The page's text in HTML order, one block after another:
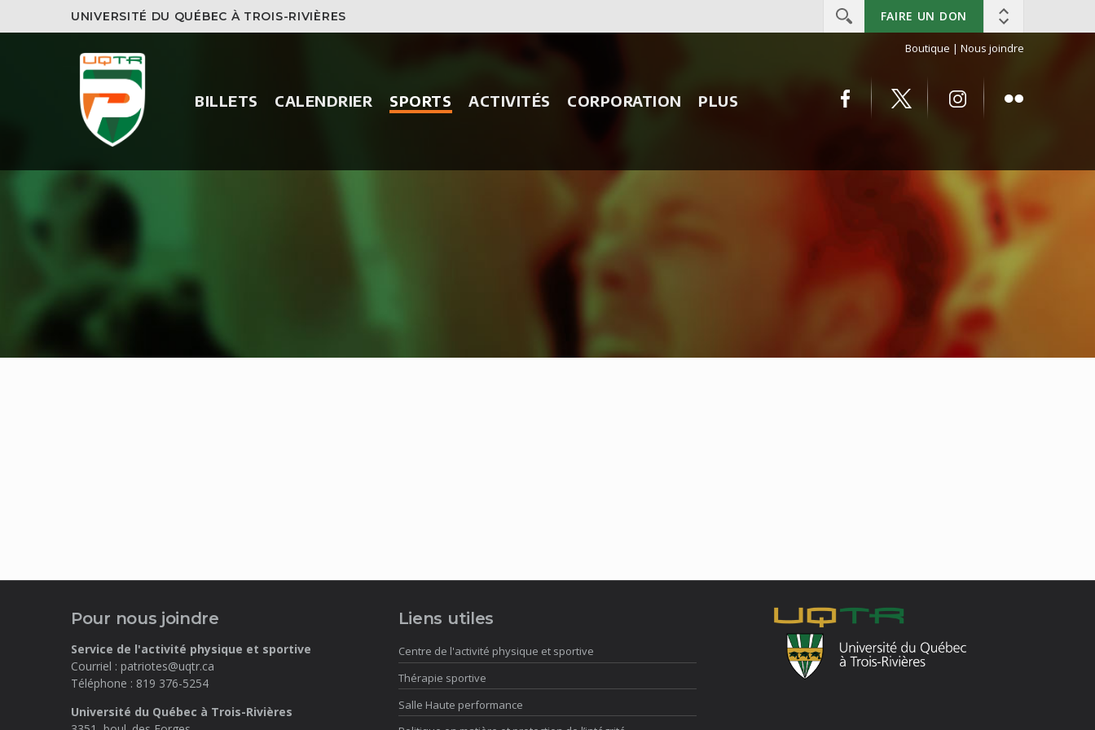
UNIVERSITÉ DU QUÉBEC À TROIS-RIVIÈRES FAIRE UN DON
BILLETS CALENDRIER SPORTS ACTIVITÉS CORPORATION PLUS
Boutique | Nous joindre
Pour nous joindre
Service de l'activité physique et sportive
Courriel : patriotes@uqtr.ca
Téléphone : 819 376-5254
Université du Québec à Trois-Rivières
Liens utiles
Centre de l'activité physique et sportive
Thérapie sportive
Salle Haute performance